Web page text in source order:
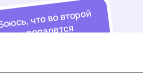
что во второй
попадется